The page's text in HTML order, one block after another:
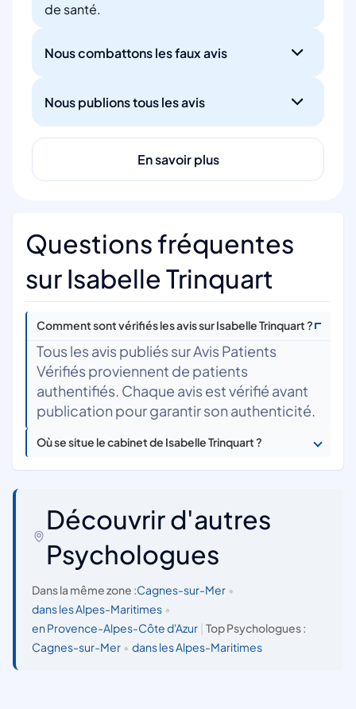
de santé.
Nous combattons les faux avis
Nous publions tous les avis
En savoir plus
Questions fréquentes
sur Isabelle Trinquart
Comment sont vérifiés les avis sur Isabelle Trinquart ?
Tous les avis publiés sur Avis Patients
Vérifiés proviennent de patients
authentifiés. Chaque avis est vérifié avant
publication pour garantir son authenticité.
Où se situe le cabinet de Isabelle Trinquart ?
Découvrir d'autres
Psychologues
Dans la même zone :Cagnes-sur-Mer •
dans les Alpes-Maritimes •
en Provence-Alpes-Côte d'Azur
Top Psychologues :
Cagnes-sur-Mer • dans les Alpes-Maritimes